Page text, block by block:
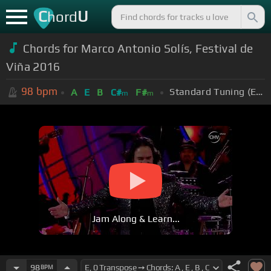
ChordU
Chords for Marco Antonio Solís, Festival de
Viña 2016
98 bpm A E B C#m F#m Standard Tuning (EADGBE)
Jam Along & Learn...
98BPM